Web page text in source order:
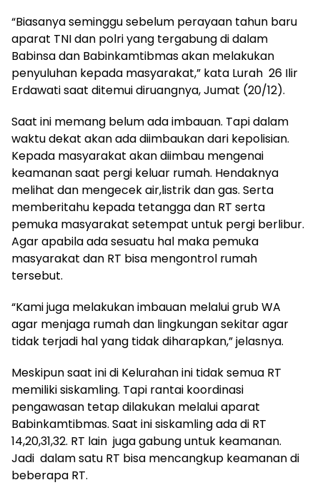
“Biasanya seminggu sebelum perayaan tahun baru
aparat TNI dan polri yang tergabung di dalam
Babinsa dan Babinkamtibmas akan melakukan
penyuluhan kepada masyarakat,” kata Lurah 26 Ilir
Erdawati saat ditemui diruangnya, Jumat (20/12).
Saat ini memang belum ada imbauan. Tapi dalam
waktu dekat akan ada diimbaukan dari kepolisian.
Kepada masyarakat akan diimbau mengenai
keamanan saat pergi keluar rumah. Hendaknya
melihat dan mengecek air,listrik dan gas. Serta
memberitahu kepada tetangga dan RT serta
pemuka masyarakat setempat untuk pergi berlibur.
Agar apabila ada sesuatu hal maka pemuka
masyarakat dan RT bisa mengontrol rumah
tersebut.
“Kami juga melakukan imbauan melalui grub WA
agar menjaga rumah dan lingkungan sekitar agar
tidak terjadi hal yang tidak diharapkan,” jelasnya.
Meskipun saat ini di Kelurahan ini tidak semua RT
memiliki siskamling. Tapi rantai koordinasi
pengawasan tetap dilakukan melalui aparat
Babinkamtibmas. Saat ini siskamling ada di RT
14,20,31,32. RT lain juga gabung untuk keamanan.
Jadi dalam satu RT bisa mencangkup keamanan di
beberapa RT.